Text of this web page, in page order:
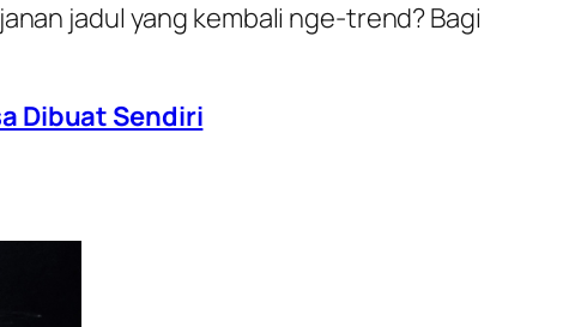
jadul yang kembali nge-trend? Bagi
Dibuat Sendiri